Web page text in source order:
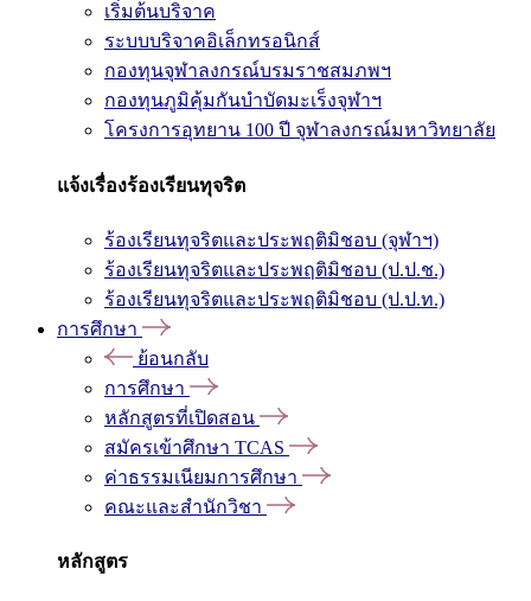
เริ่มต้นบริจาค
ระบบบริจาคอิเล็กทรอนิกส์
กองทุนจุฬาลงกรณ์บรมราชสมภพฯ
กองทุนภูมิคุ้มกันบำบัดมะเร็งจุฬาฯ
โครงการอุทยาน 100 ปี จุฬาลงกรณ์มหาวิทยาลัย
แจ้งเรื่องร้องเรียนทุจริต
ร้องเรียนทุจริตและประพฤติมิชอบ (จุฬาฯ)
ร้องเรียนทุจริตและประพฤติมิชอบ (ป.ป.ช.)
ร้องเรียนทุจริตและประพฤติมิชอบ (ป.ป.ท.)
การศึกษา
ย้อนกลับ
การศึกษา
หลักสูตรที่เปิดสอน
สมัครเข้าศึกษา TCAS
ค่าธรรมเนียมการศึกษา
คณะและสำนักวิชา
หลักสูตร